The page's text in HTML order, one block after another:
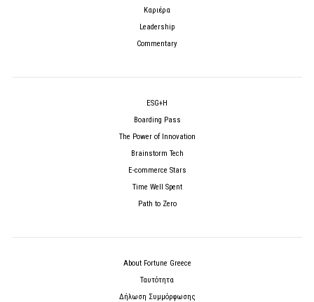
Καριέρα
Leadership
Commentary
ESG+H
Boarding Pass
The Power of Innovation
Brainstorm Tech
E-commerce Stars
Time Well Spent
Path to Zero
About Fortune Greece
Ταυτότητα
Δήλωση Συμμόρφωσης